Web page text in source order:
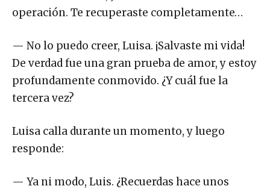
operación. Te recuperaste completamente…
— No lo puedo creer, Luisa. ¡Salvaste mi vida!
De verdad fue una gran prueba de amor, y estoy
profundamente conmovido. ¿Y cuál fue la
tercera vez?
Luisa calla durante un momento, y luego
responde:
— Ya ni modo, Luis. ¿Recuerdas hace unos